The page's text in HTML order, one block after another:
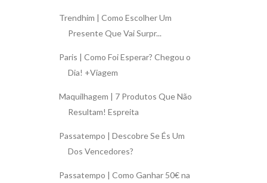
Trendhim | Como Escolher Um
Presente Que Vai Surpr...
Paris | Como Foi Esperar? Chegou o
Dia! +Viagem
Maquilhagem | 7 Produtos Que Não
Resultam! Espreita
Passatempo | Descobre Se És Um
Dos Vencedores?
Passatempo | Como Ganhar 50€ na